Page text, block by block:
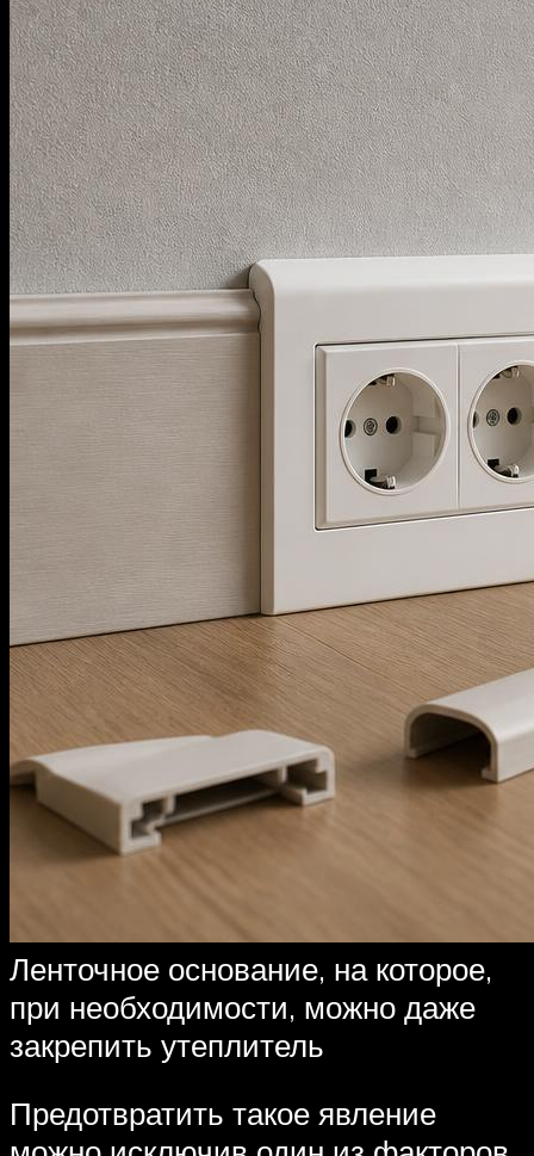
Ленточное основание, на которое,
при необходимости, можно даже
закрепить утеплитель
Предотвратить такое явление